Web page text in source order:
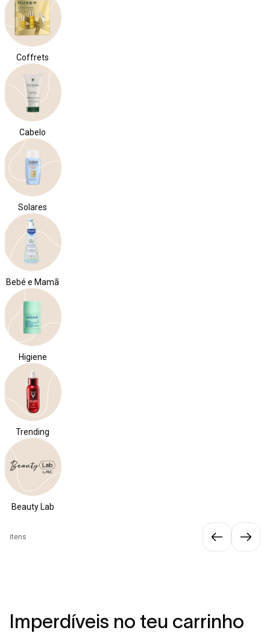
Coffrets
Cabelo
Solares
Bebé e Mamã
Higiene
Trending
Beauty Lab
itens
Imperdíveis no teu carrinho